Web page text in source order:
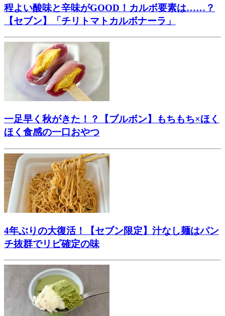
程よい酸味と辛味がGOOD！カルボ要素は……？
【セブン】「チリトマトカルボナーラ」
一足早く秋がきた！？【ブルボン】もちもち×ほく
ほく食感の一口おやつ
4年ぶりの大復活！【セブン限定】汁なし麺はパン
チ抜群でリピ確定の味